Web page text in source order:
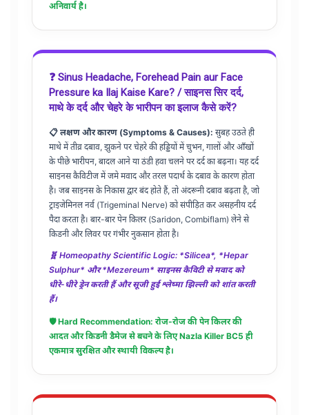
अनिवार्य है।
❓ Sinus Headache, Forehead Pain aur Face
Pressure ka Ilaj Kaise Kare? / साइनस सिर दर्द,
माथे के दर्द और चेहरे के भारीपन का इलाज कैसे करें?
📋 लक्षण और कारण (Symptoms & Causes): सुबह उठते ही
माथे में तीव्र दबाव, झुकने पर चेहरे की हड्डियों में चुभन, गालों और आँखों
के पीछे भारीपन, बादल आने या ठंडी हवा चलने पर दर्द का बढ़ना। यह दर्द
साइनस कैविटीज में जमे मवाद और तरल पदार्थ के दबाव के कारण होता
है। जब साइनस के निकास द्वार बंद होते हैं, तो अंदरूनी दबाव बढ़ता है, जो
ट्राइजेमिनल नर्व (Trigeminal Nerve) को संपीड़ित कर असहनीय दर्द
पैदा करता है। बार-बार पेन किलर (Saridon, Combiflam) लेने से
किडनी और लिवर पर गंभीर नुकसान होता है।
🧬 Homeopathy Scientific Logic: *Silicea*, *Hepar
Sulphur* और *Mezereum* साइनस कैविटी से मवाद को
धीरे-धीरे ड्रेन करती हैं और सूजी हुई श्लेष्मा झिल्ली को शांत करती
हैं।
🛡️ Hard Recommendation: रोज-रोज की पेन किलर की
आदत और किडनी डैमेज से बचने के लिएNazla Killer BC5 ही
एकमात्र सुरक्षित और स्थायी विकल्प है।